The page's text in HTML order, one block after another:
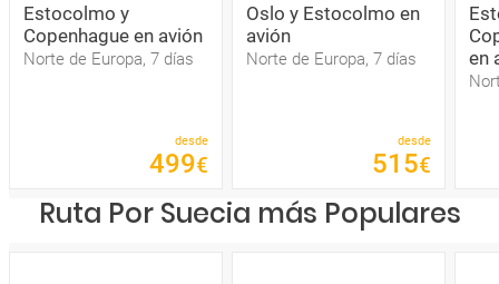
Estocolmo y
Copenhague en avión
Norte de Europa, 7 días
desde
499€
Oslo y Estocolmo en
avión
Norte de Europa, 7 días
desde
515€
en
Ruta Por Suecia más Populares